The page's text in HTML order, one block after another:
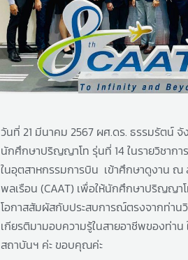
วันที่ 21 มีนาคม 2567 ผศ.ดร. ธรรมรัตน์
นักศึกษาปริญญาโท รุ่นที่ 14 ในรายวิชาก
ในอุตสาหกรรมการบิน เข้าศึกษาดูงาน ณ
พลเรือน (CAAT) เพื่อให้นักศึกษาปริญญา
โอกาสสัมผัสกับประสบการณ์ตรงจากท่าน
เกียรติมามอบความรู้ในสายอาชีพของท่า
สถาบันฯ ค่ะ ขอบคุณค่ะ